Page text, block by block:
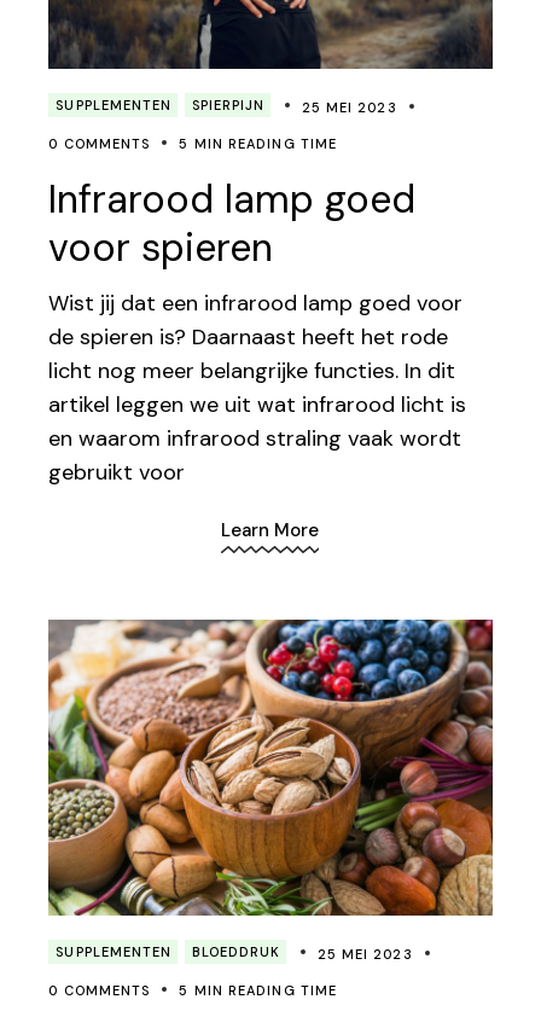
SUPPLEMENTEN SPIERPIJN 25 MEI 2023
0 COMMENTS 5 MIN READING TIME
Infrarood lamp goed
voor spieren
Wist jij dat een infrarood lamp goed voor
de spieren is? Daarnaast heeft het rode
licht nog meer belangrijke functies. In dit
artikel leggen we uit wat infrarood licht is
en waarom infrarood straling vaak wordt
gebruikt voor
Learn More
SUPPLEMENTEN BLOEDDRUK 25 MEI 2023
0 COMMENTS 5 MIN READING TIME